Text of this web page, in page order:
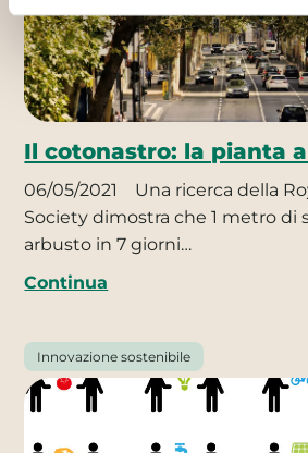
Il cotonastro: la pianta
06/05/2021
Una ricerca della
Society dimostra che 1 metro di
arbusto in 7 giorni…
Continua
Innovazione sostenibile